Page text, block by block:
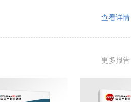
查看详情
更多报告